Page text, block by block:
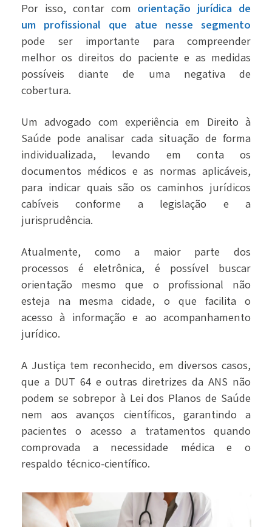
Por isso, contar com orientação jurídica de
um profissional que atue nesse segmento
pode ser importante para compreender
melhor os direitos do paciente e as medidas
possíveis diante de uma negativa de
cobertura.
Um advogado com experiência em Direito à
Saúde pode analisar cada situação de forma
individualizada, levando em conta os
documentos médicos e as normas aplicáveis,
para indicar quais são os caminhos jurídicos
cabíveis conforme a legislação e a
jurisprudência.
Atualmente, como a maior parte dos
processos é eletrônica, é possível buscar
orientação mesmo que o profissional não
esteja na mesma cidade, o que facilita o
acesso à informação e ao acompanhamento
jurídico.
A Justiça tem reconhecido, em diversos casos,
que a DUT 64 e outras diretrizes da ANS não
podem se sobrepor à Lei dos Planos de Saúde
nem aos avanços científicos, garantindo a
pacientes o acesso a tratamentos quando
comprovada a necessidade médica e o
respaldo técnico-científico.